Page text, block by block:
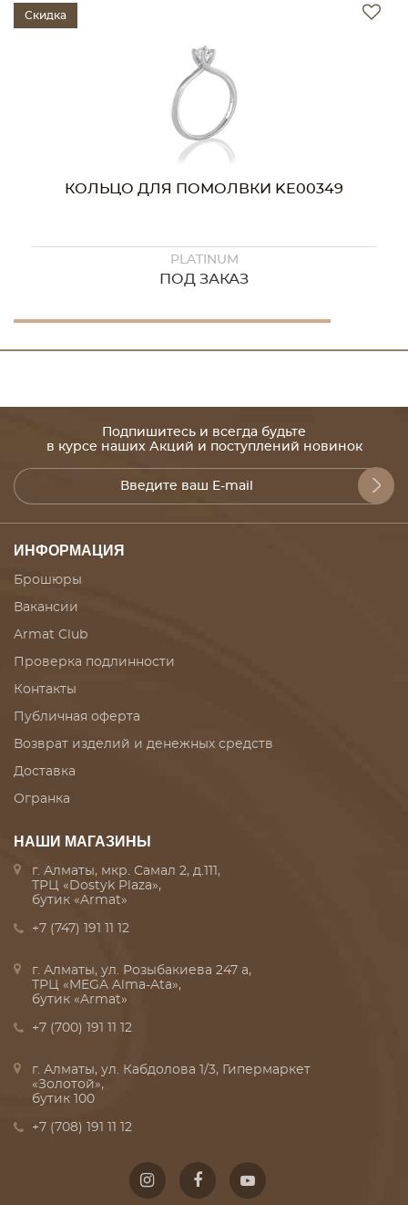
Скидка
КОЛЬЦО ДЛЯ ПОМОЛВКИ KE00349
PLATINUM
ПОД ЗАКАЗ
Подпишитесь и всегда будьте
в курсе наших Акций и поступлений новинок
ИНФОРМАЦИЯ
Брошюры
Вакансии
Armat Club
Проверка подлинности
Контакты
Публичная оферта
Возврат изделий и денежных средств
Доставка
Огранка
НАШИ МАГАЗИНЫ
г. Алматы, мкр. Самал 2, д.111,
ТРЦ «Dostyk Plaza»,
бутик «Armat»
+7 (747) 191 11 12
г. Алматы, ул. Розыбакиева 247 а,
ТРЦ «MEGA Alma-Ata»,
бутик «Armat»
+7 (700) 191 11 12
г. Алматы, ул. Кабдолова 1/3, Гипермаркет
«Золотой»,
бутик 100
+7 (708) 191 11 12